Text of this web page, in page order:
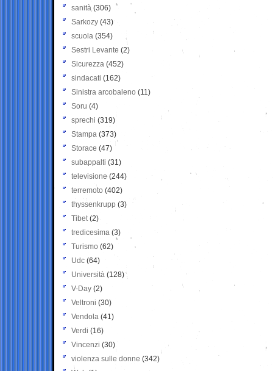
sanità (306)
Sarkozy (43)
scuola (354)
Sestri Levante (2)
Sicurezza (452)
sindacati (162)
Sinistra arcobaleno (11)
Soru (4)
sprechi (319)
Stampa (373)
Storace (47)
subappalti (31)
televisione(244)
terremoto (402)
thyssenkrupp (3)
Tibet(2)
tredicesima (3)
Turismo (62)
Udc (64)
Università (128)
V-Day (2)
Veltroni (30)
Vendola (41)
Verdi (16)
Vincenzi (30)
violenza sulle donne (342)